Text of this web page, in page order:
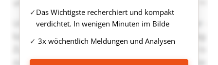
Das Wichtigste recherchiert und kompakt
verdichtet. In wenigen Minuten im Bilde
3x wöchentlich Meldungen und Analysen